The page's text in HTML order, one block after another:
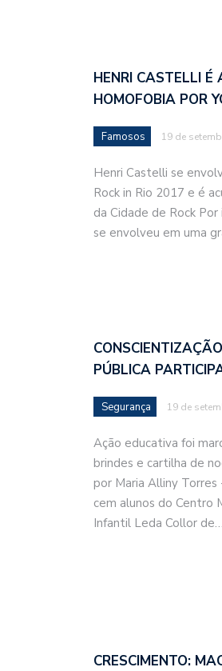
HENRI CASTELLI É
HOMOFOBIA POR
Famosos 19 de
Henri Castelli se
Rock in Rio 2017 e é
da Cidade de Rock
se envolveu em uma
PÚBLICA
Segurança 19 de
Ação educativa foi
brindes e cartilha de
por Maria Alliny Torres
cem alunos do Centro
Infantil Leda Collor de…
CRESCIMENTO: